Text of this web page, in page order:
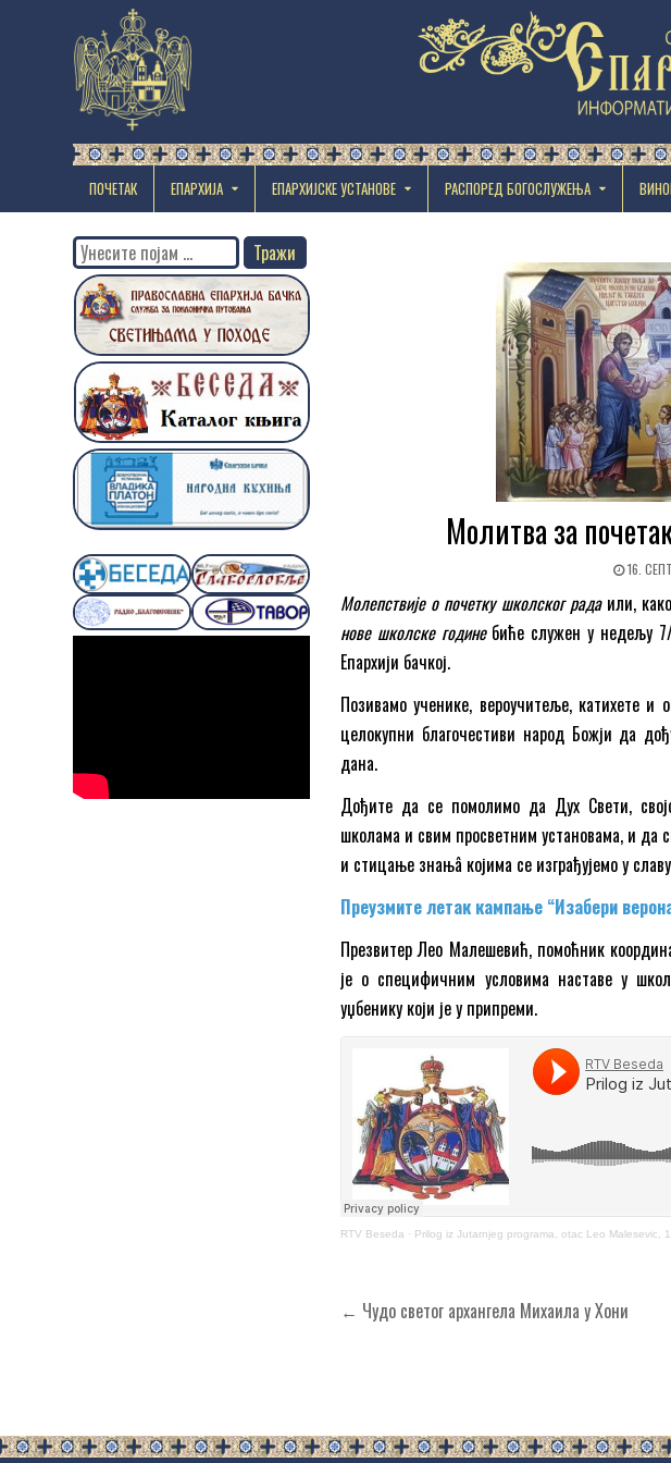
ПОЧЕТАК ЕПАРХИЈА EПАРХИЈСКЕ УСТАНОВЕ РАСПОРЕД БОГОСЛУЖЕЊА
Молитва за
16.
Молепствије о почетку школског рада или,
нове школске годинебиће служен у недељу
Епархији бачкој.
Позивамо ученике, вероучитеље, катихете
целокупни благочестиви народ Божји да
дана.
Дођите да се помолимо да Дух Свети,
школама и свим просветним установама, и да
и стицање знањâ којима се изграђујемо у
Преузмите летак кампање “Изабери
Презвитер Лео Малешевић, помоћник
је о специфичним условима наставе у
уџбенику који је у припреми.
RTV Beseda · Prilog iz Jutarnjeg programa, otac Leo Malesevic,
Кретање
← Чудо светог aрхангела Михаила у Хони
Search
for: